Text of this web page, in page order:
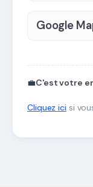
Google
💼C'est votre
Cliquez icisi